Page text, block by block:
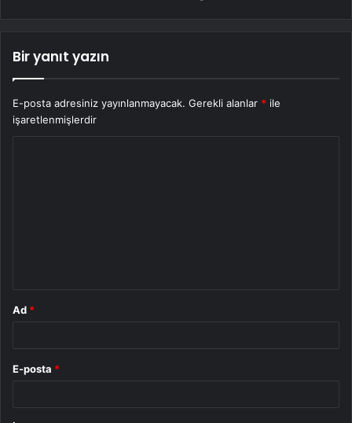
Bir yanıt yazın
E-posta adresiniz yayınlanmayacak. Gerekli alanlar * ile
işaretlenmişlerdir
Ad *
E-posta *